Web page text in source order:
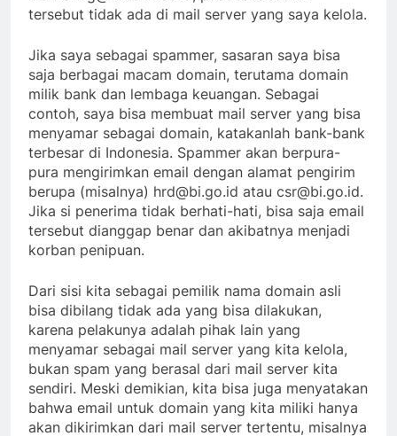
tersebut tidak ada di mail server yang saya kelola.
Jika saya sebagai spammer, sasaran saya bisa
saja berbagai macam domain, terutama domain
milik bank dan lembaga keuangan. Sebagai
contoh, saya bisa membuat mail server yang bisa
menyamar sebagai domain, katakanlah bank-bank
terbesar di Indonesia. Spammer akan berpura-
pura mengirimkan email dengan alamat pengirim
berupa (misalnya) hrd@bi.go.id atau csr@bi.go.id.
Jika si penerima tidak berhati-hati, bisa saja email
tersebut dianggap benar dan akibatnya menjadi
korban penipuan.
Dari sisi kita sebagai pemilik nama domain asli
bisa dibilang tidak ada yang bisa dilakukan,
karena pelakunya adalah pihak lain yang
menyamar sebagai mail server yang kita kelola,
bukan spam yang berasal dari mail server kita
sendiri. Meski demikian, kita bisa juga menyatakan
bahwa email untuk domain yang kita miliki hanya
akan dikirimkan dari mail server tertentu, misalnya